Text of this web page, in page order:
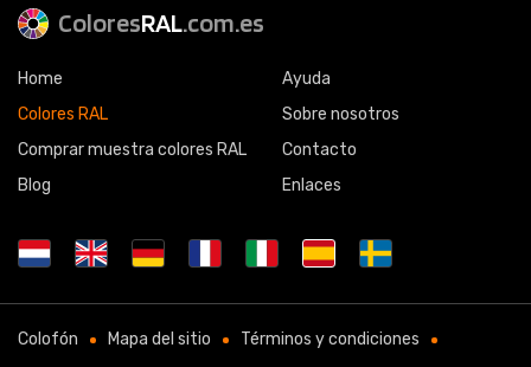
ColoresRAL.com.es
Home
Colores RAL
Comprar muestra colores RAL
Blog
Ayuda
Sobre nosotros
Contacto
Enlaces
Colofón Mapa del sitio
Términos y condiciones